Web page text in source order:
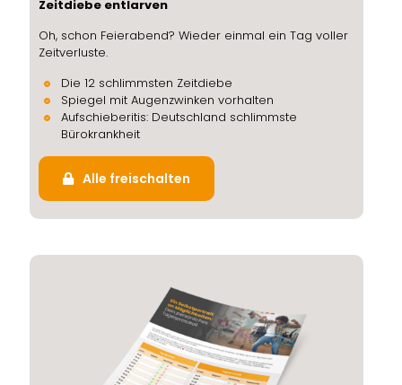
Zeitdiebe entlarven
Oh, schon Feierabend? Wieder einmal ein Tag voller
Zeitverluste.
Die 12 schlimmsten Zeitdiebe
Spiegel mit Augenzwinken vorhalten
Aufschieberitis: Deutschland schlimmste
Bürokrankheit
Alle freischalten